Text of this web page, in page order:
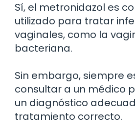
Sí, el metronidazol es
utilizado para tratar
vaginales, como la
bacteriana.
Sin embargo, siempre
consultar a un médico
un diagnóstico
tratamiento correcto.